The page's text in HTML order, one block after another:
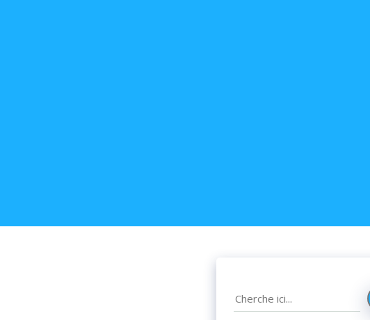
Search